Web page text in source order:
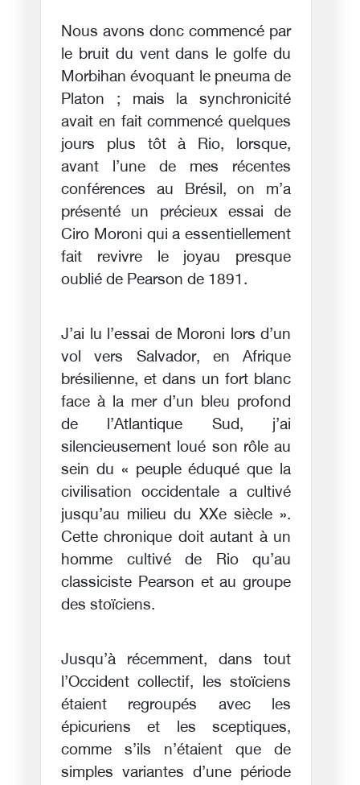
Nous avons donc commencé par
le bruit du vent dans le golfe du
Morbihan évoquant le pneuma de
Platon ; mais la synchronicité
avait en fait commencé quelques
jours plus tôt à Rio, lorsque,
avant l’une de mes récentes
conférences au Brésil, on m’a
présenté un précieux essai de
Ciro Moroni qui a essentiellement
fait revivre le joyau presque
oublié de Pearson de 1891.
J’ai lu l’essai de Moroni lors d’un
vol vers Salvador, en Afrique
brésilienne, et dans un fort blanc
face à la mer d’un bleu profond
de l’Atlantique Sud, j’ai
silencieusement loué son rôle au
sein du « peuple éduqué que la
civilisation occidentale a cultivé
jusqu’au milieu du XXe siècle ».
Cette chronique doit autant à un
homme cultivé de Rio qu’au
classiciste Pearson et au groupe
des stoïciens.
Jusqu’à récemment, dans tout
l’Occident collectif, les stoïciens
étaient regroupés avec les
épicuriens et les sceptiques,
comme s’ils n’étaient que de
simples variantes d’une période